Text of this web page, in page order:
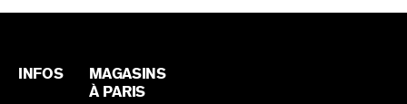
INFOS
MAGASINS
À PARIS